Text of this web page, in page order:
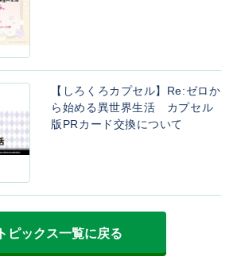
【しろくろカプセル】Re:ゼロか
ら始める異世界生活 カプセル
版PRカード交換について
トピックス一覧に戻る